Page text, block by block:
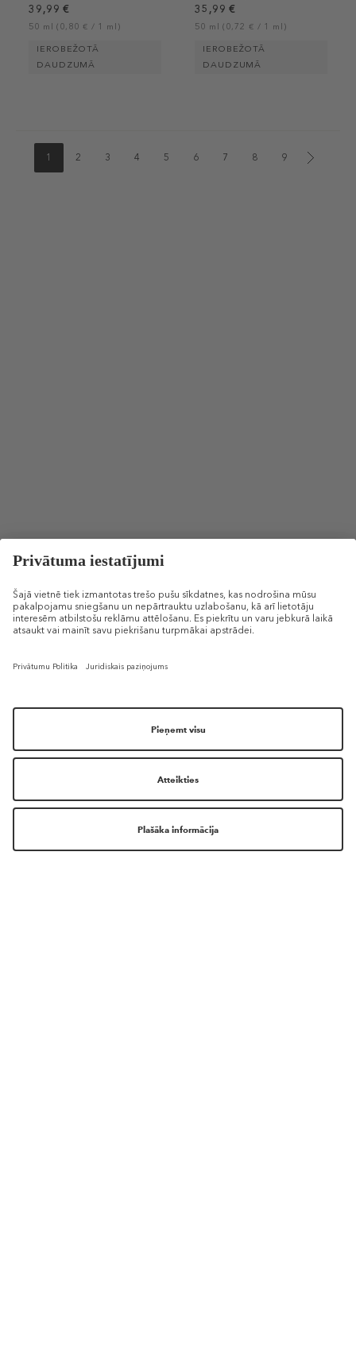
39,99 €
50 ml (0,80 € / 1 ml)
IEROBEŽOTĀ
DAUDZUMĀ
35,99 €
50 ml (0,72 € / 1 ml)
IEROBEŽOTĀ
DAUDZUMĀ
1 2 3 4 5 6 7 8 9